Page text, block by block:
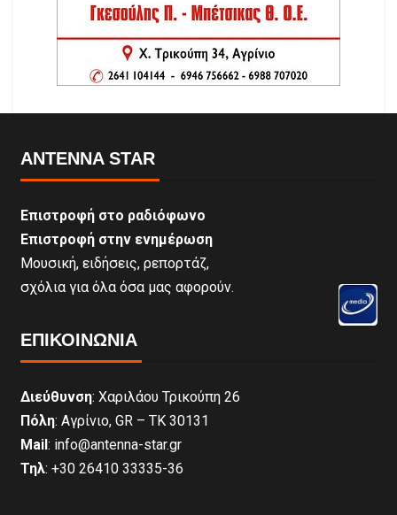
ANTENNA STAR
Επιστροφή στο ραδιόφωνο
Επιστροφή στην ενημέρωση
Μουσική, ειδήσεις, ρεπορτάζ,
σχόλια για όλα όσα μας αφορούν.
ΕΠΙΚΟΙΝΩΝΊΑ
Διεύθυνση: Χαριλάου Τρικούπη 26
Πόλη: Αγρίνιο, GR – ΤΚ 30131
Mail : info@antenna-star.gr
Τηλ: +30 26410 33335-36